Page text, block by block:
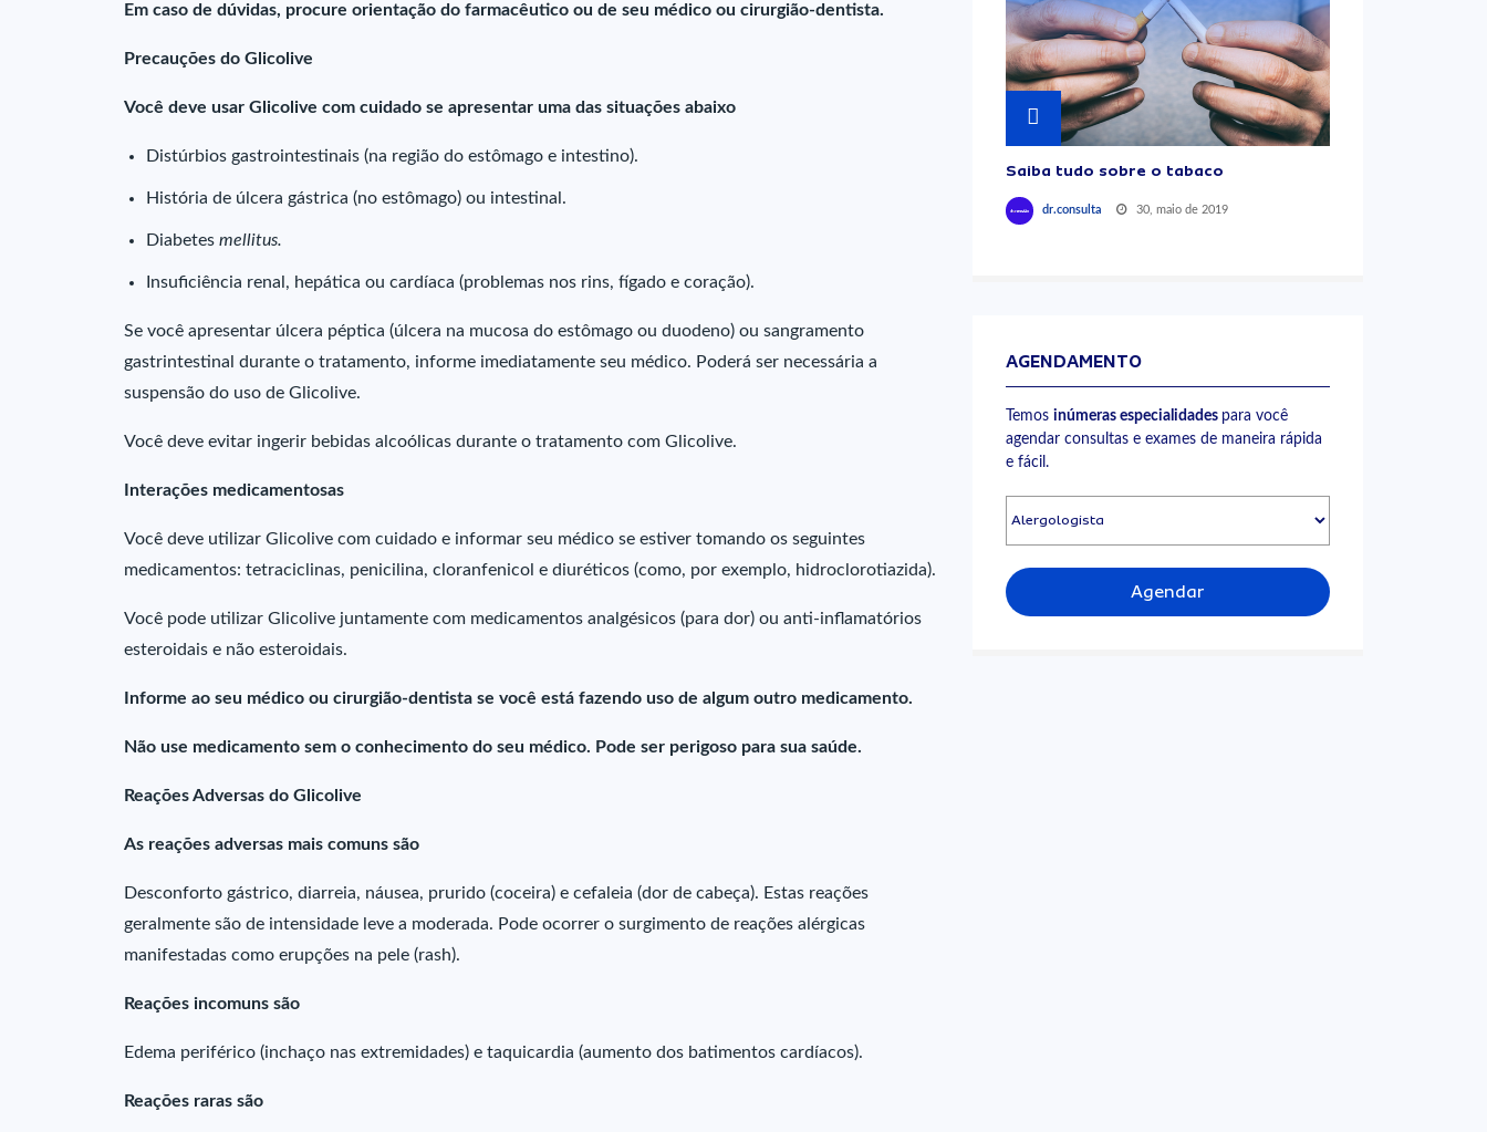
Em caso de dúvidas, procure orientação do farmacêutico ou de seu médico ou cirurgião-dentista.
Precauções do Glicolive
Você deve usar Glicolive com cuidado se apresentar uma das situações abaixo
Distúrbios gastrointestinais (na região do estômago e intestino).
História de úlcera gástrica (no estômago) ou intestinal.
Diabetes mellitus.
Insuficiência renal, hepática ou cardíaca (problemas nos rins, fígado e coração).
Se você apresentar úlcera péptica (úlcera na mucosa do estômago ou duodeno) ou sangramento
gastrintestinal durante o tratamento, informe imediatamente seu médico. Poderá ser necessária a
suspensão do uso de Glicolive.
Você deve evitar ingerir bebidas alcoólicas durante o tratamento com Glicolive.
Interações medicamentosas
Você deve utilizar Glicolive com cuidado e informar seu médico se estiver tomando os seguintes
medicamentos: tetraciclinas, penicilina, cloranfenicol e diuréticos (como, por exemplo, hidroclorotiazida).
Você pode utilizar Glicolive juntamente com medicamentos analgésicos (para dor) ou anti-inflamatórios
esteroidais e não esteroidais.
Informe ao seu médico ou cirurgião-dentista se você está fazendo uso de algum outro medicamento.
Não use medicamento sem o conhecimento do seu médico. Pode ser perigoso para sua saúde.
Reações Adversas do Glicolive
As reações adversas mais comuns são
Desconforto gástrico, diarreia, náusea, prurido (coceira) e cefaleia (dor de cabeça). Estas reações
geralmente são de intensidade leve a moderada. Pode ocorrer o surgimento de reações alérgicas
manifestadas como erupções na pele (rash).
Reações incomuns são
Edema periférico (inchaço nas extremidades) e taquicardia (aumento dos batimentos cardíacos).
Reações raras são
Saiba tudo sobre o tabaco
dr.consulta 30, maio de 2019
AGENDAMENTO
Temos inúmeras especialidades para você
agendar consultas e exames de maneira rápida
e fácil.
Agendar